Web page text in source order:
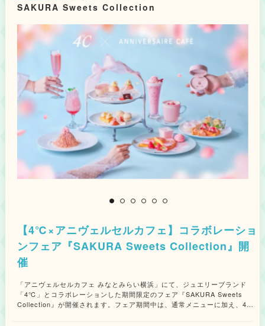
SAKURA Sweets Collection
【4℃×アニヴェルセルカフェ】コラボレーショ
ンフェア『SAKURA Sweets Collection』開
催
「アニヴェルセルカフェ みなとみらい横浜」にて、ジュエリーブランド
「4℃」とコラボレーションした期間限定のフェア『SAKURA Sweets
Collection』が開催されます。フェア期間中は、通常メニューに加え、4℃